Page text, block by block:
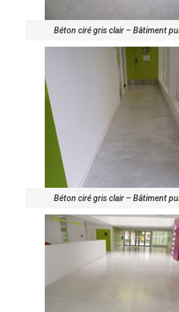
Béton ciré gris clair – Bâtiment
Béton ciré gris clair – Bâtiment